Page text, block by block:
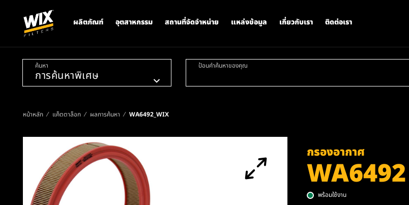
ผลิตภัณฑ์ อุตสาหกรรม สถานที่จัดจำหน่าย แหล่งข้อมูล เกี่ยวกับเรา ติดต่อเรา
ค้นหา ป้อนคำค้นหาของคุณ
หน้าหลัก แค็ตตาล็อก ผลการค้นหา WA6492_WIX
กรองอากาศ
WA6492
พร้อมใช้งาน